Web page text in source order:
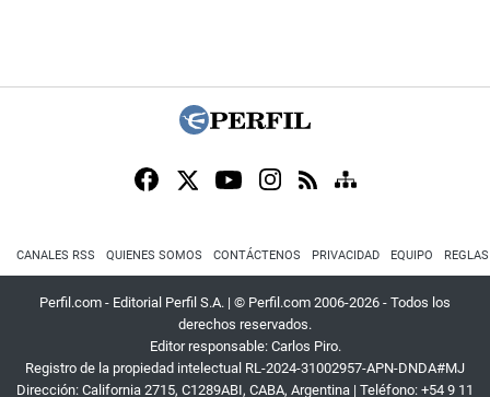
CANALES RSS QUIENES SOMOS CONTÁCTENOS PRIVACIDAD EQUIPO
Perfil.com - Editorial Perfil S.A. | © Perfil.com 2006-2026 - Todos los
derechos reservados.
Editor responsable: Carlos Piro.
Registro de la propiedad intelectual RL-2024-31002957-APN-DNDA#MJ
Dirección: California 2715, C1289ABI, CABA, Argentina | Teléfono: +54 9 11